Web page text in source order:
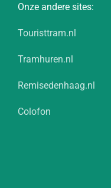
Onze andere sites:
Touristtram.nl
Tramhuren.nl
Remisedenhaag.nl
Colofon